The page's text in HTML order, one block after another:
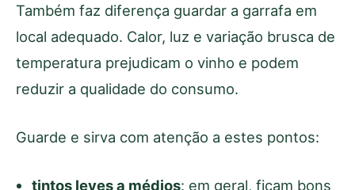
Também faz diferença guardar a garrafa em
local adequado. Calor, luz e variação brusca de
temperatura prejudicam o vinho e podem
reduzir a qualidade do consumo.
Guarde e sirva com atenção a estes pontos:
tintos leves a médios: em geral, ficam bons